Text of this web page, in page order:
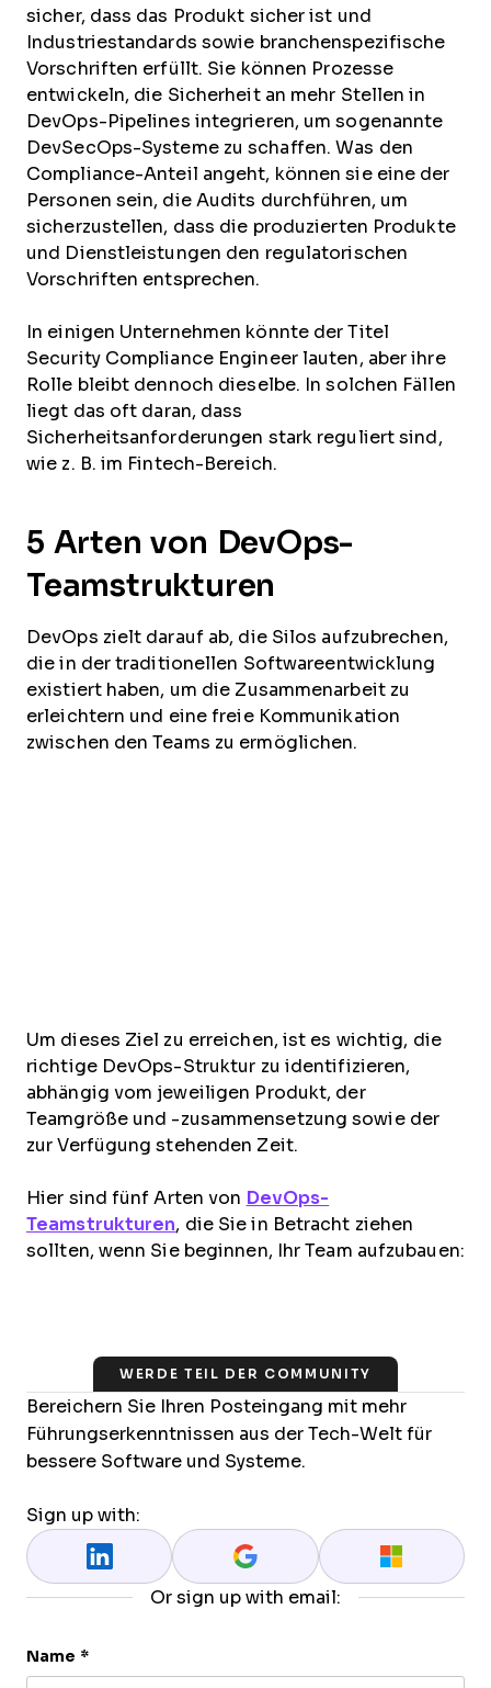
sicher, dass das Produkt sicher ist und
Industriestandards sowie branchenspezifische
Vorschriften erfüllt. Sie können Prozesse
entwickeln, die Sicherheit an mehr Stellen in
DevOps-Pipelines integrieren, um sogenannte
DevSecOps-Systeme zu schaffen. Was den
Compliance-Anteil angeht, können sie eine der
Personen sein, die Audits durchführen, um
sicherzustellen, dass die produzierten Produkte
und Dienstleistungen den regulatorischen
Vorschriften entsprechen.
In einigen Unternehmen könnte der Titel
Security Compliance Engineer lauten, aber ihre
Rolle bleibt dennoch dieselbe. In solchen Fällen
liegt das oft daran, dass
Sicherheitsanforderungen stark reguliert sind,
wie z. B. im Fintech-Bereich.
5 Arten von DevOps-
Teamstrukturen
DevOps zielt darauf ab, die Silos aufzubrechen,
die in der traditionellen Softwareentwicklung
existiert haben, um die Zusammenarbeit zu
erleichtern und eine freie Kommunikation
zwischen den Teams zu ermöglichen.
Um dieses Ziel zu erreichen, ist es wichtig, die
richtige DevOps-Struktur zu identifizieren,
abhängig vom jeweiligen Produkt, der
Teamgröße und -zusammensetzung sowie der
zur Verfügung stehenden Zeit.
Hier sind fünf Arten von DevOps-
Teamstrukturen, die Sie in Betracht ziehen
sollten, wenn Sie beginnen, Ihr Team aufzubauen:
WERDE TEIL DER COMMUNITY
Bereichern Sie Ihren Posteingang mit mehr
Führungserkenntnissen aus der Tech-Welt für
bessere Software und Systeme.
Sign up with:
Or sign up with email:
Name *